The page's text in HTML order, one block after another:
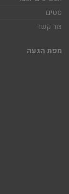
סטים
צור קשר
מפת הגעה